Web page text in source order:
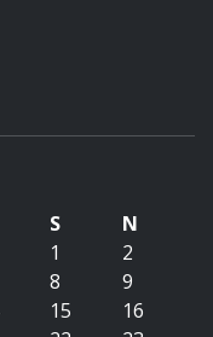
S
N
1
2
8
9
15
16